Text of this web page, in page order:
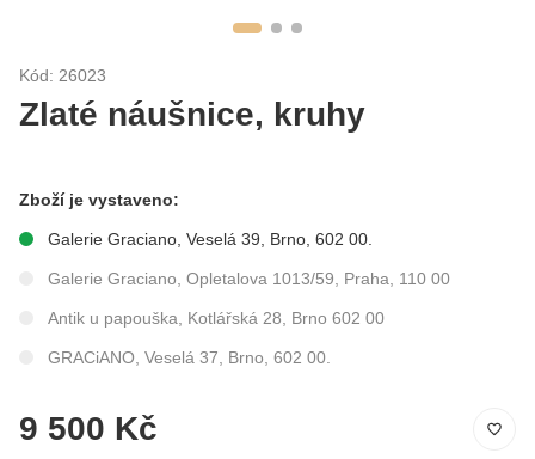
Kód: 26023
Zlaté náušnice, kruhy
Zboží je vystaveno:
Galerie Graciano, Veselá 39, Brno, 602 00.
Galerie Graciano, Opletalova 1013/59, Praha, 110 00
Antik u papouška, Kotlářská 28, Brno 602 00
GRACiANO, Veselá 37, Brno, 602 00.
9 500 Kč